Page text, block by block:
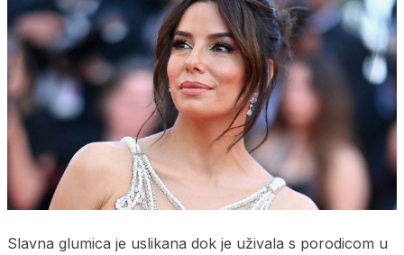
Slavna glumica je uslikana dok je uživala s porodicom u